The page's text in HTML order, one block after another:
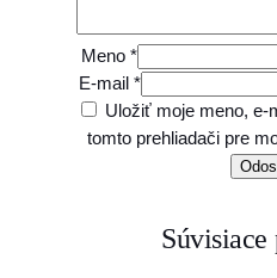
Meno *
E-mail *
Uložiť moje meno, e-
tomto prehliadači pre